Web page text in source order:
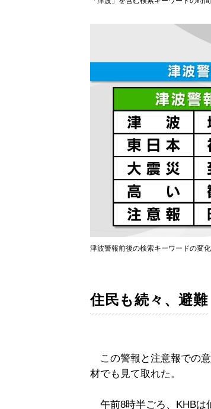
津波警報前後の検索キーワードの変
住民も続々、避難
この警報と注意報での
材でも見て取れた。
午前8時半ごろ、KHBは